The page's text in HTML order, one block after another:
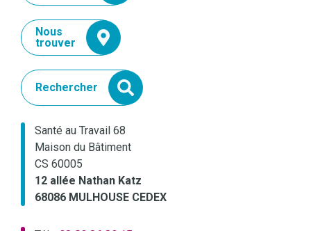
Nous
trouver
Rechercher
Santé au Travail 68
Maison du Bâtiment
CS 60005
12 allée Nathan Katz
68086 MULHOUSE CEDEX